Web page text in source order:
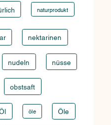
naturprodukt
nektarinen
nudeln nüsse
obstsaft
öle Öle